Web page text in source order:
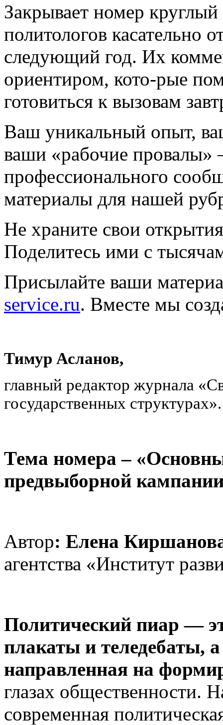
Закрывает номер
политологов касательно
следующий год. Их
ориентиром, кото-рые
готовиться к вызовам
Ваш уникальный опыт,
ваши «рабочие провалы»
профессионального
материалы для нашей
Не храните свои
Поделитесь ими с
Присылайте ваши
service.ru. Вместе мы
Тимур Асланов,
главный редактор журнала
государственных структурах».
Тема номера –
предвыборной
Автор: Елена
агентства «Институт
Политический пиар —
плакаты и теледебаты,
направленная на
глазах общественности.
современная